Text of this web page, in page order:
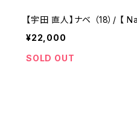
【宇田 直人】ナベ （18）/ 【
¥22,000
SOLD OUT